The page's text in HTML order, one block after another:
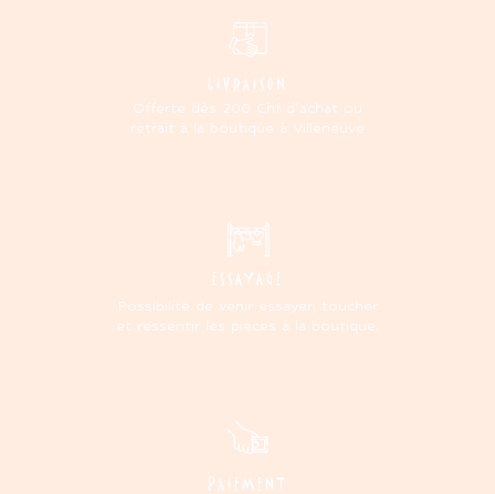
LIVRAISON
Offerte dès 200 Chf d'achat ou
retrait à la boutique à Villeneuve
ESSAYAGE
Possibilité de venir essayer, toucher
et ressentir les pièces à la boutique.
PAIEMENT